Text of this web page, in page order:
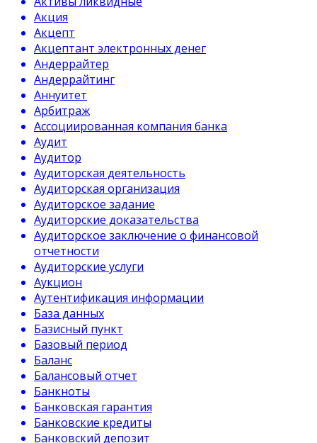
Акция
Акцепт
Акцептант электронных денег
Андеррайтер
Андеррайтинг
Аннуитет
Арбитраж
Ассоциированная компания банка
Аудит
Аудитор
Аудиторская деятельность
Аудиторская организация
Аудиторское задание
Аудиторские доказательства
Аудиторское заключение о финансовой
отчетности
Аудиторские услуги
Аукцион
Аутентификация информации
База данных
Базисный пункт
Базовый период
Баланс
Балансовый отчет
Банкноты
Банковская гарантия
Банковские кредиты
Банковский депозит